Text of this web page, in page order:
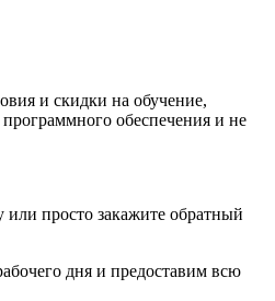
и скидки на обучение,
обеспечения и не
просто закажите обратный
дня и предоставим всю